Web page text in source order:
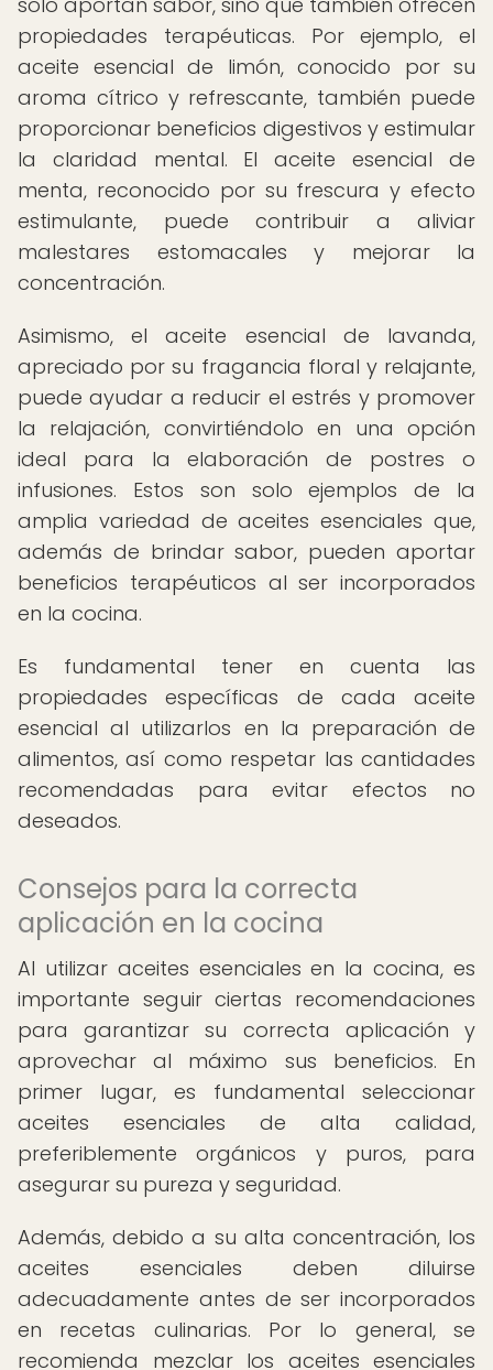
propiedades terapéuticas. Por ejemplo, el
aceite esencial de limón, conocido por su
aroma cítrico y refrescante, también puede
proporcionar beneficios digestivos y estimular
la claridad mental. El aceite esencial de
menta, reconocido por su frescura y efecto
estimulante, puede contribuir a aliviar
malestares estomacales y mejorar la
concentración.
Asimismo, el aceite esencial de lavanda,
apreciado por su fragancia floral y relajante,
puede ayudar a reducir el estrés y promover
la relajación, convirtiéndolo en una opción
ideal para la elaboración de postres o
infusiones. Estos son solo ejemplos de la
amplia variedad de aceites esenciales que,
además de brindar sabor, pueden aportar
beneficios terapéuticos al ser incorporados
en la cocina.
Es fundamental tener en cuenta las
propiedades específicas de cada aceite
esencial al utilizarlos en la preparación de
alimentos, así como respetar las cantidades
recomendadas para evitar efectos no
deseados.
Consejos para la correcta
aplicación en la cocina
Al utilizar aceites esenciales en la cocina, es
importante seguir ciertas recomendaciones
para garantizar su correcta aplicación y
aprovechar al máximo sus beneficios. En
primer lugar, es fundamental seleccionar
aceites esenciales de alta calidad,
preferiblemente orgánicos y puros, para
asegurar su pureza y seguridad.
Además, debido a su alta concentración, los
aceites esenciales deben diluirse
adecuadamente antes de ser incorporados
en recetas culinarias. Por lo general, se
recomienda mezclar los aceites esenciales